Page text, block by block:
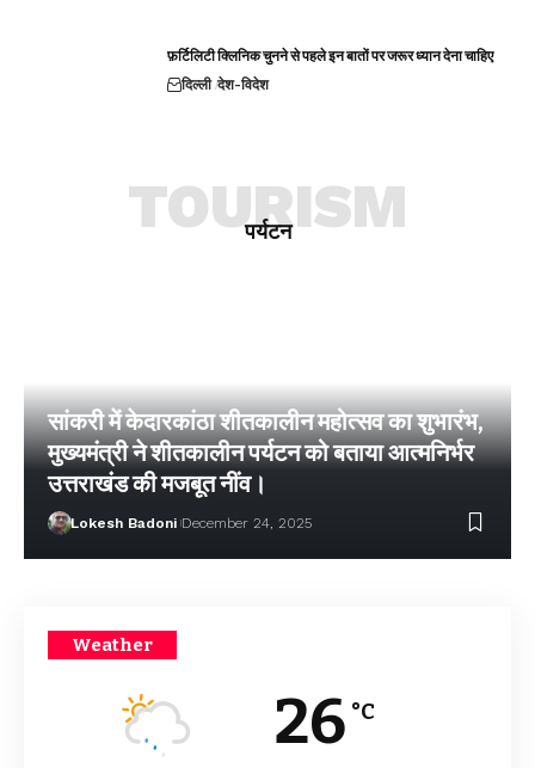
फ़र्टिलिटी क्लिनिक चुनने से पहले इन बातों पर जरूर ध्यान देना चाहिए
दिल्ली देश-विदेश
पर्यटन
TOURISM
सांकरी में केदारकांठा शीतकालीन महोत्सव का शुभारंभ,
मुख्यमंत्री ने शीतकालीन पर्यटन को बताया आत्मनिर्भर
उत्तराखंड की मजबूत नींव।
Lokesh Badoni December 24, 2025
Weather
26 °C